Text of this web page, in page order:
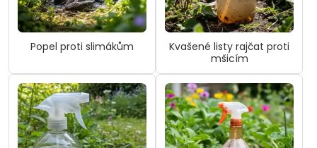
Popel proti slimákům
Kvašené listy rajčat proti
mšicím